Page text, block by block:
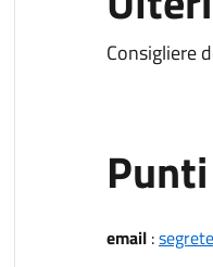
Consigliere
email: